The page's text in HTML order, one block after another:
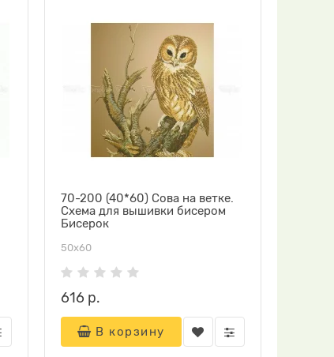
70-200 (40*60) Сова на ветке.
Схема для вышивки бисером
Бисерок
50х60
616 р.
В корзину